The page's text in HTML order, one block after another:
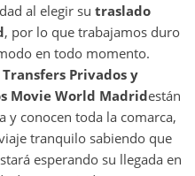
al elegir su traslado
, por lo que trabajamos duro
en todo momento.
Privados y
Movie World Madridestán
y conocen toda la comarca,
tranquilo sabiendo que
esperando su llegada en